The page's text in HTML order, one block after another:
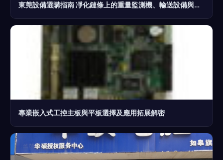
東莞設備選購指南 凈化鏈條上的重量監測機、輸送設備與粉碎機的最新批發行情
專業嵌入式工控主板與平板選擇及應用拓展解密